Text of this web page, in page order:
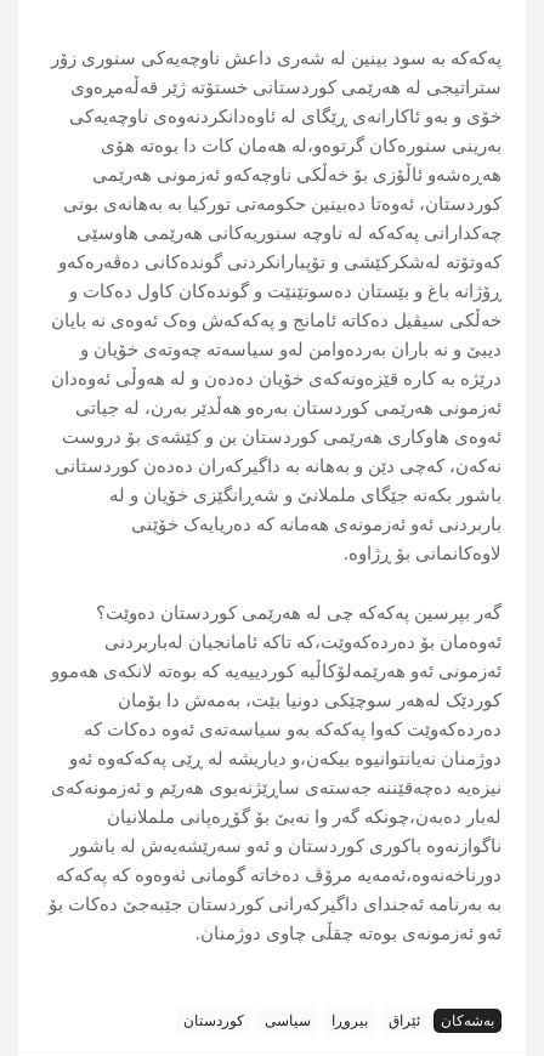
پەکەکە بە سود بینین لە شەری داعش ناوچەیەکی سنوری زۆر
ستراتیجی له هەرێمی کوردستانی خستۆتە ژێر قەڵەمڕەوی
خۆی و بەو ئاکارانەی ڕێگای لە ئاوەدانکردنەوەی ناوچەیەکی
بەرینی سنورەکان گرتوەو،لە هەمان کات دا بوەتە هۆی
هەڕەشەو ئاڵۆزی بۆ خەڵکی ناوچەکەو ئەزمونی هەرێمی
کوردستان، ئەوەتا دەبینین حکومەتی تورکیا بە بەهانەی بونی
چەکدارانی پەکەکە لە ناوچە سنوریەکانی هەرێمی هاوسێی
کەوتۆتە لەشکرکێشی و تۆپبارانکردنی گوندەکانی دەڤەرەکەو
ڕۆژانە باغ و بێستان دەسوتێنێت و گوندەکان کاول دەکات و
خەڵکی سیڤیل دەکاتە ئامانج و پەکەکەش وەک ئەوەی نە بایان
دیبێ و نە باران بەردەوامن لەو سیاسەتە چەوتەی خۆیان و
درێژە بە کارە قێزەونەکەی خۆیان دەدەن و لە هەوڵی ئەوەدان
ئەزمونی هەرێمی کوردستان بەرەو هەڵدێر بەرن، لە جیاتی
ئەوەی هاوکاری هەرێمی کوردستان بن و کێشەی بۆ دروست
نەکەن، کەچی دێن و بەهانە بە داگیرکەران دەدەن کوردستانی
باشور بکەنە جێگای ململانێ و شەڕانگێزی خۆیان و لە
باربردنی ئەو ئەزمونەی هەمانە کە دەریایەک خۆێنی
لاوەکانمانی بۆ ڕژاوە.
گەر بپرسین پەکەکە چی لە هەرێمی کوردستان دەوێت؟
ئەوەمان بۆ دەردەکەوێت،کە تاکە ئامانجیان لەباربردنی
ئەزمونی ئەو هەرێمەلۆکاڵیە کوردییەیە کە بوەتە لانکەی هەموو
کوردێک لەهەر سوچێکی دونیا بێت، بەمەش دا بۆمان
دەردەکەوێت کەوا پەکەکە بەو سیاسەتەی ئەوە دەکات کە
دوژمنان نەیانتوانیوە بیکەن،و دیاریشە لە ڕێی پەکەکەوە ئەو
نیزەیە دەچەقێننە جەستەی ساڕێژنەبوی هەرێم و ئەزمونەکەی
لەبار دەبەن،چونکە گەر وا نەبێ بۆ گۆڕەپانی ململانیان
ناگوازنەوە باکوری کوردستان و ئەو سەرێشەیەش لە باشور
دورناخەنەوە،ئەمەیە مرۆڤ دەخاتە گومانی ئەوەوە کە پەکەکە
بە بەرنامە ئەجندای داگیرکەرانی کوردستان جێبەجێ دەکات بۆ
ئەو ئەزمونەی بوەتە چقڵی چاوی دوژمنان.
بەشەکان ئێراق بیروڕا سیاسی کوردستان